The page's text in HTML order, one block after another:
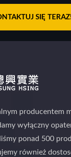
SIĘ
producentem
wyłączny
ponad 500
również